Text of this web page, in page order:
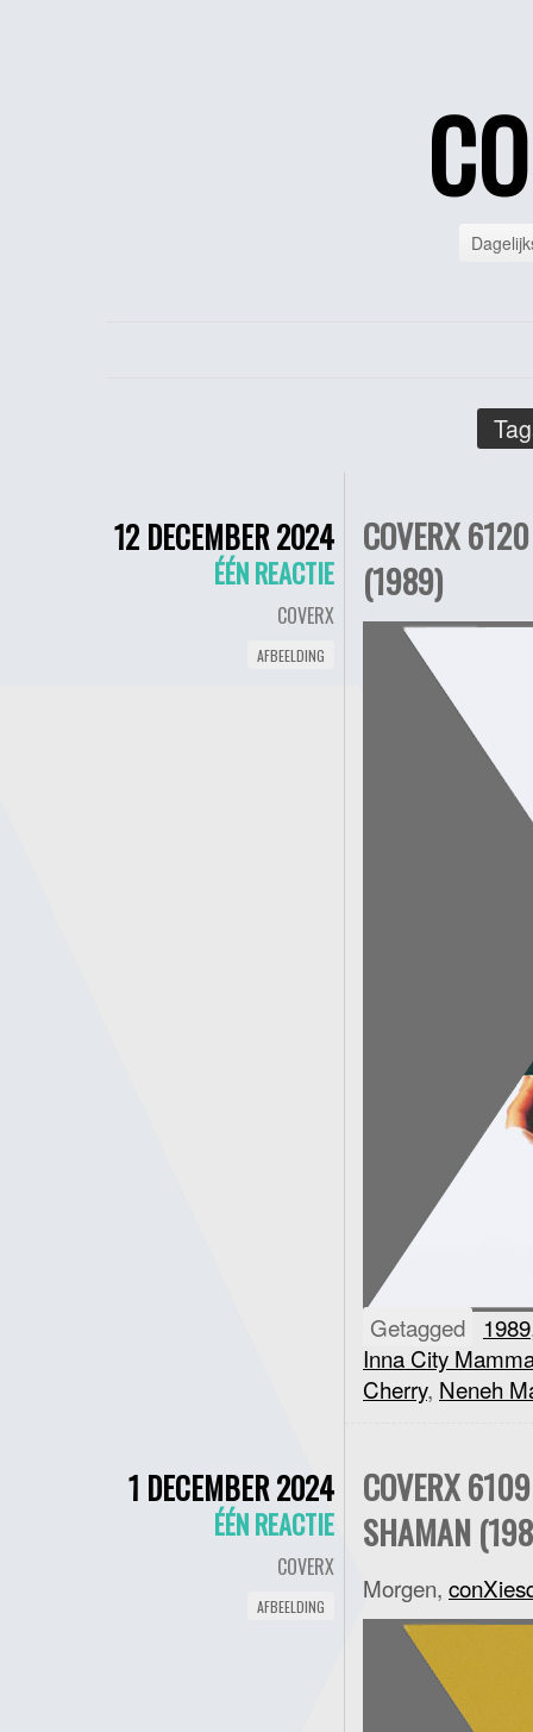
12 DECEMBER 2024
ÉÉN REACTIE
COVERX
AFBEELDING
COVERX
(1989)
Getagged 1989
Inna City
Cherry, Neneh
1 DECEMBER 2024
ÉÉN REACTIE
COVERX
AFBEELDING
COVERX
SHAMAN
Morgen,